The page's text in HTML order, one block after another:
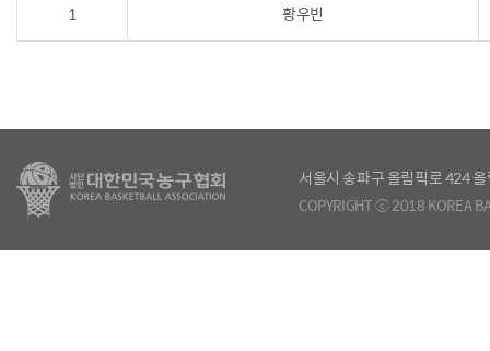
1 황우빈
서울시 송파구 올림픽로 424
COPYRIGHT ⓒ 2018 KOREA